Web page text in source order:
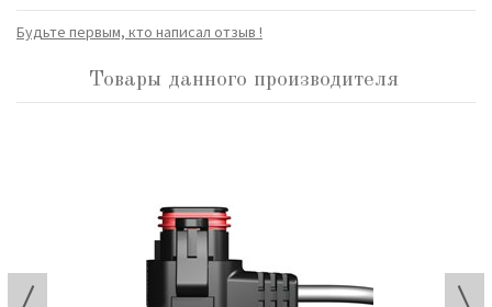
Будьте первым, кто написал отзыв !
Товары данного производителя